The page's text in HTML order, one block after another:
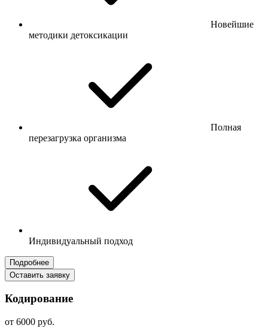
Новейшие
методики детоксикации
Полная
перезагрузка организма
Индивидуальный подход
Подробнее
Оставить заявку
Кодирование
от 6000 руб.